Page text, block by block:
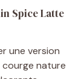
Spice Latte
une version
courge nature